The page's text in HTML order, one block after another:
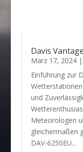
Davis
März 17, 2024|
Einführung zur
und
Meteorologen
gleichermaßen
DAV-6250EU...